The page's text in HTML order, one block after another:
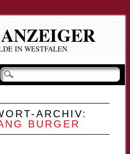
IN WESTFALEN
ARCHIV:
BURGER